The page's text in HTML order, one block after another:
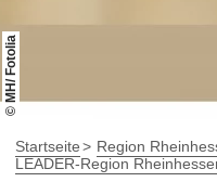
© MH/ Fotolia
Startseite Region
LEADER-Region